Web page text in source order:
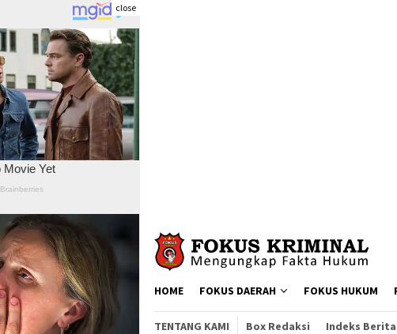
close
HOME FOKUS DAERAH FOKUS HUKUM
TENTANG KAMI Box Redaksi Indeks Berita